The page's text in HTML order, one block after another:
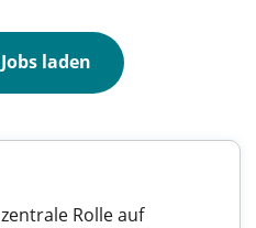
laden
Rolle auf